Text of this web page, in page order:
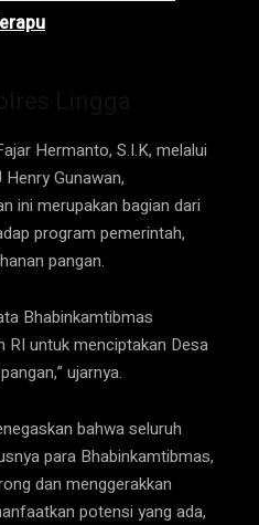
Hermanto, S.I.K, melalui
Gunawan,
ini merupakan bagian dari
program pemerintah,
pangan.
Bhabinkamtibmas
RI untuk menciptakan Desa
ujarnya.
bahwa seluruh
para Bhabinkamtibmas,
dan menggerakkan
potensi yang ada,